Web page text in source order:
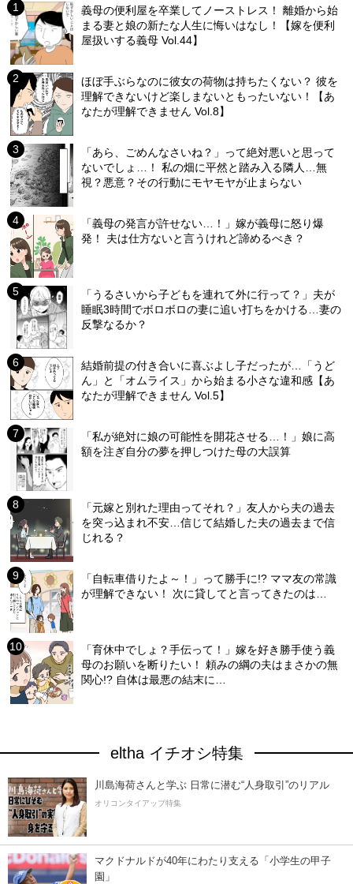
義母の便利屋を卒業してノーストレス！ 離婚から始
まる妻と娘の新たな人生に悔いはなし！【嫁を便利
屋扱いする義母 Vol.44】
ほぼ手ぶらなのに彼女の荷物は持ちたくない？ 彼を
理解できないけど楽しまないともったいない！【あ
なたが理解できません Vol.8】
「あら、ごめんなさいね？」って絶対悪いと思って
ないでしょ…！ 私の畑に平然と踏み入る隣人…無
視？悪意？その行動にモヤモヤが止まらない
「義母の発言が許せない…！」嫁が義母に怒り爆
発！ 夫は仕方ないと言うけれど諦めるべき？
「うるさいから子どもを連れて外に行って？」夫が
睡眠3時間でボロボロの妻に追い打ちをかける…妻の
反撃なるか？
結婚前提の付き合いに喜ぶよし子だったが…「うど
ん」と「オムライス」から始まる小さな違和感【あ
なたが理解できません Vol.5】
「私が絶対に娘の可能性を開花させる…！」娘に高
額を注ぎ自分の夢を押しつけた母の大誤算
「元嫁と別れた理由ってそれ？」友人から夫の過去
を突っ込まれ不安…信じて結婚した夫の過去まで信
じれる？
「自転車借りたよ～！」って勝手に!? ママ友の常識
が理解できない！ 次に貸してと言ってきたのは…
「育休中でしょ？手伝って！」嫁を好き勝手使う義
母のお願いを断りたい！ 頼みの綱の夫はまさかの無
関心!? 自体は最悪の結末に…
eltha イチオシ特集
川島海荷さんと学ぶ 日常に潜む“人身取引”のリアル
オリコンタイアップ特集
マクドナルドが40年にわたり支える「小学生の甲子
園」